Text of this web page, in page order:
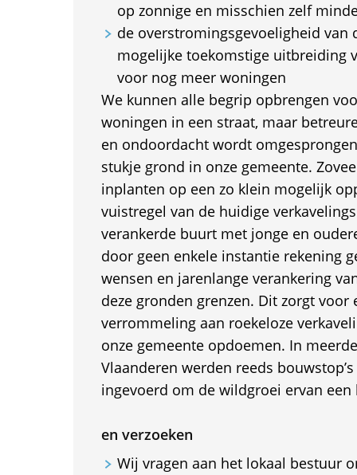
op zonnige en misschien zelf
de overstromingsgevoeligheid van
mogelijke toekomstige uitbreiding
voor nog meer woningen
We kunnen alle begrip opbrengen
woningen in een straat, maar
en ondoordacht wordt
stukje grond in onze gemeente.
inplanten op een zo klein mogelijk
vuistregel van de huidige
verankerde buurt met jonge en
door geen enkele instantie rekening
wensen en jarenlange verankering
deze gronden grenzen. Dit zorgt voor
verrommeling aan roekeloze
onze gemeente opdoemen. In
Vlaanderen werden reeds
ingevoerd om de wildgroei ervan
en verzoeken
Wij vragen aan het lokaal bestuur